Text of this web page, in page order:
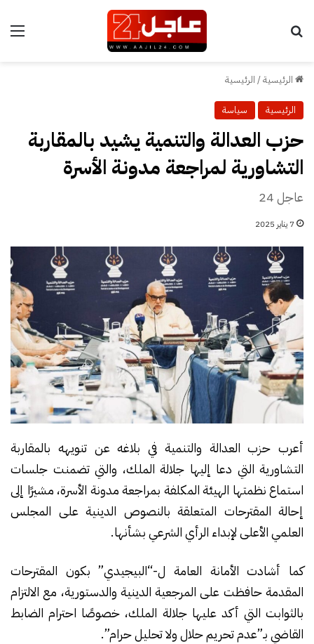
الرئيسية/ الرئيسية
الرئيسية سياسة
حزب العدالة والتنمية يشيد بالمقاربة
التشاورية لمراجعة مدونة الأسرة
عاجل 24
7 يناير 2025
أعرب حزب العدالة والتنمية في بلاغه عن تنويهه بالمقاربة
التشاورية التي دعا إليها جلالة الملك، والتي تضمنت جلسات
استماع نظمتها الهيئة المكلفة بمراجعة مدونة الأسرة، مشيرًا إلى
إحالة المقترحات المتعلقة بالنصوص الدينية على المجلس
العلمي الأعلى لإبداء الرأي الشرعي بشأنها.
كما أشادت الأمانة العامة ل-“البيجيدي” بكون المقترحات
المقدمة حافظت على المرجعية الدينية والدستورية، مع الالتزام
بالثوابت التي أكد عليها جلالة الملك، خصوصًا احترام الضابط
القاضي بـ”عدم تحريم حلال ولا تحليل حرام”.